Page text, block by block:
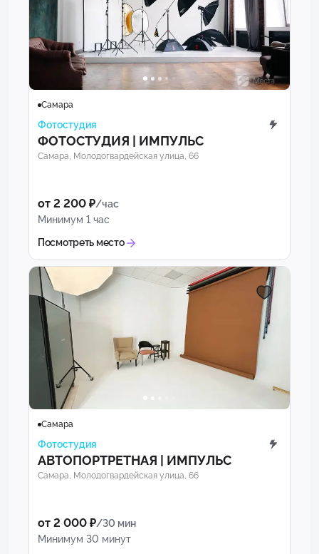
Самара
Фотостудия
ФОТОСТУДИЯ | ИМПУЛЬС
Самара, Молодогвардейская улица, 66
от 2 200 ₽/час
Минимум 1 час
Посмотреть место
Самара
Фотостудия
АВТОПОРТРЕТНАЯ | ИМПУЛЬС
Самара, Молодогвардейская улица, 66
от 2 000 ₽/30 мин
Минимум 30 минут